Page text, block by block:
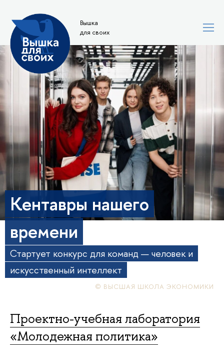
Вышка
для своих
Кентавры нашего
времени
Стартует конкурс для команд — человек и
искусственный интеллект
© ВЫСШАЯ ШКОЛА ЭКОНОМИКИ
Проектно-учебная лаборатория
«Молодежная политика»